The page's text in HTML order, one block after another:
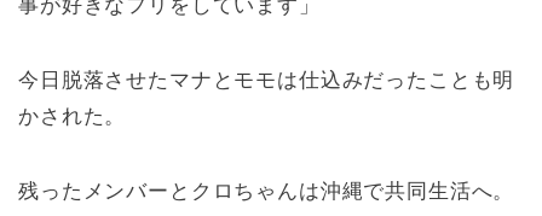
事が好きなフリをしています」
今日脱落させたマナとモモは仕込みだったことも明
かされた。
残ったメンバーとクロちゃんは沖縄で共同生活へ。